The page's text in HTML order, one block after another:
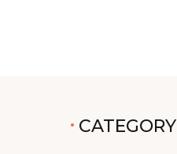
CATEGORY